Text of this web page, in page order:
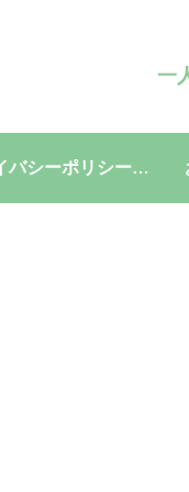
一
プライバシーポリシー・免責事項